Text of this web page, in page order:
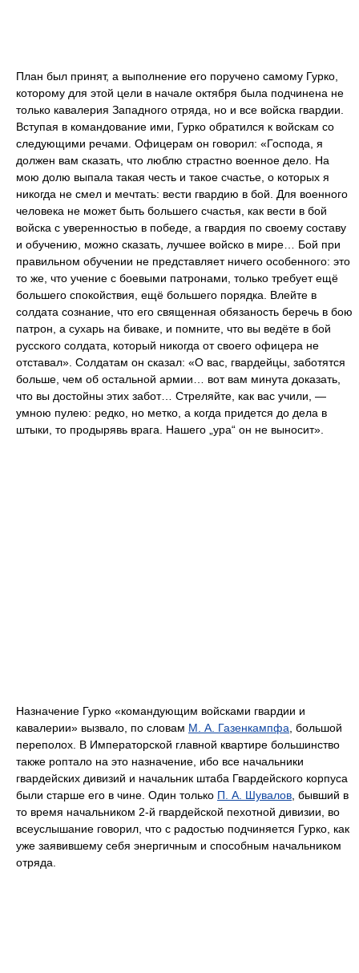
План был принят, а выполнение его поручено самому Гурко,
которому для этой цели в начале октября была подчинена не
только кавалерия Западного отряда, но и все войска гвардии.
Вступая в командование ими, Гурко обратился к войскам со
следующими речами. Офицерам он говорил: «Господа, я
должен вам сказать, что люблю страстно военное дело. На
мою долю выпала такая честь и такое счастье, о которых я
никогда не смел и мечтать: вести гвардию в бой. Для военного
человека не может быть большего счастья, как вести в бой
войска с уверенностью в победе, а гвардия по своему составу
и обучению, можно сказать, лучшее войско в мире… Бой при
правильном обучении не представляет ничего особенного: это
то же, что учение с боевыми патронами, только требует ещё
большего спокойствия, ещё большего порядка. Влейте в
солдата сознание, что его священная обязаность беречь в бою
патрон, а сухарь на биваке, и помните, что вы ведёте в бой
русского солдата, который никогда от своего офицера не
отставал». Солдатам он сказал: «О вас, гвардейцы, заботятся
больше, чем об остальной армии… вот вам минута доказать,
что вы достойны этих забот… Стреляйте, как вас учили, —
умною пулею: редко, но метко, а когда придется до дела в
штыки, то продырявь врага. Нашего „ура“ он не выносит».
Назначение Гурко «командующим войсками гвардии и
кавалерии» вызвало, по словам М. А. Газенкампфа , большой
переполох. В Императорской главной квартире большинство
также роптало на это назначение, ибо все начальники
гвардейских дивизий и начальник штаба Гвардейского корпуса
были старше его в чине. Один только П. А. Шувалов , бывший в
то время начальником 2-й гвардейской пехотной дивизии, во
всеуслышание говорил, что с радостью подчиняется Гурко, как
уже заявившему себя энергичным и способным начальником
отряда.